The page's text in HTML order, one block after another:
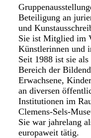
Beteiligung an
und
Sie ist Mitglied im
Künstlerinnen und
Seit 1988 ist sie
Bereich der
Erwachsene,
an diversen
Institutionen im
Clemens-Sels-
Sie war jahrelang
europaweit tätig.